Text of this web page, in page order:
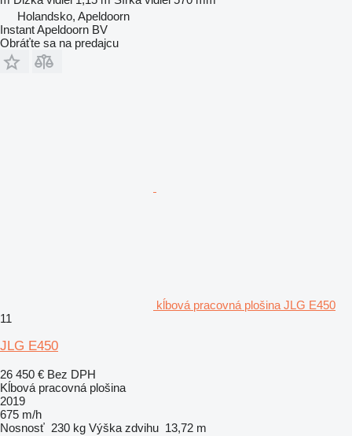
Holandsko, Apeldoorn
Instant Apeldoorn BV
Obráťte sa na predajcu
kĺbová pracovná plošina JLG E450
11
JLG E450
26 450 € Bez DPH
Kĺbová pracovná plošina
2019
675 m/h
Nosnosť 230 kg Výška zdvihu 13,72 m